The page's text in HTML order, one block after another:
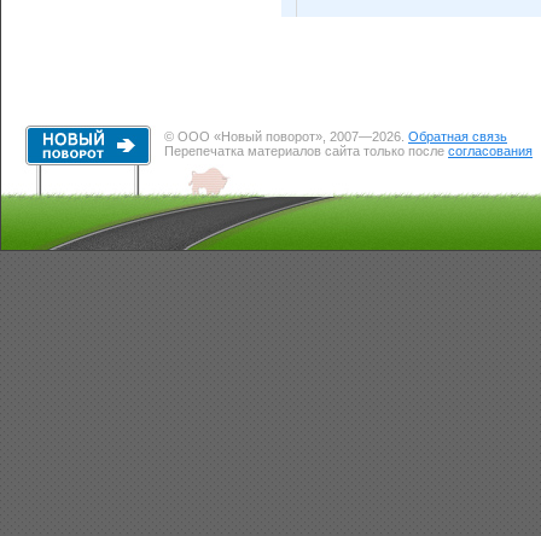
© ООО «Новый поворот», 2007—2026. Обратная связь
Перепечатка материалов сайта только после согласования